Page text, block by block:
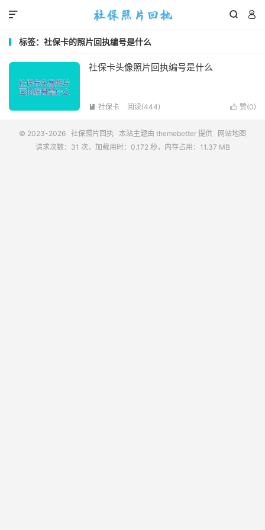
 

标签：社保卡的照片回执编号是什么
社保卡头像照片回执编号是什么
 赞(0)
 社保卡 阅读(444)
© 2023-2026 社保照片回执 本站主题由 themebetter 提供
网站地图
请求次数：31 次，加载用时：0.172 秒，内存占用：11.37 MB